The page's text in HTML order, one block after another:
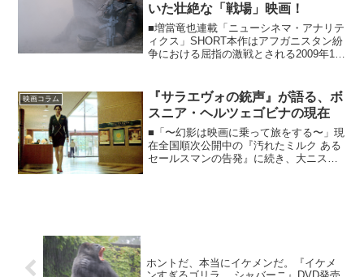
いた壮絶な「戦場」映画！
■増當竜也連載「ニューシネマ・アナリテ
ィクス」SHORT本作はアフガニスタン紛
争における屈指の激戦とされる2009年10
す。パキスタンとアフガニスタンを結ぶ
米軍キー...
映画コラム
『サラエヴォの銃声』が語る、ボ
スニア・ヘルツェゴビナの現在
■「〜幻影は映画に乗って旅をする〜」現
在全国順次公開中の『汚れたミルク ある
セールスマンの告発』に続き、大ニス・
ホントだ、本当にイケメンだ。『イケメ